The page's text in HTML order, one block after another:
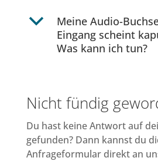
b
Meine Audio-
Eingang scheint
Was kann ich tun?
Nicht fündig
Du hast keine Antwort auf
gefunden? Dann kannst du
Anfrageformular direkt an